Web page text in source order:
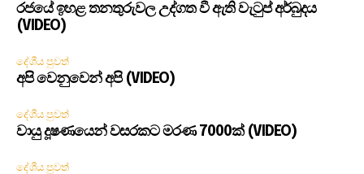
රජයේ ඉහළ තනතුරුවල උද්ගත වී ඇති වැටුප් අර්බුදය
(VIDEO)
දේශීය පුවත්
අපි වෙනුවෙන් අපි (VIDEO)
දේශීය පුවත්
වායු දූෂණයෙන් වසරකට මරණ 7000ක් (VIDEO)
දේශීය පුවත්